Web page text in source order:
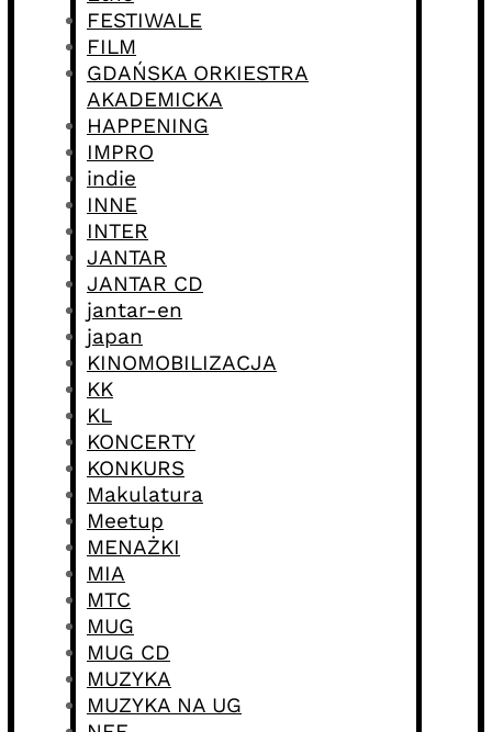
FESTIWALE
FILM
GDAŃSKA ORKIESTRA
AKADEMICKA
HAPPENING
IMPRO
indie
INNE
INTER
JANTAR
JANTAR CD
jantar-en
japan
KINOMOBILIZACJA
KK
KL
KONCERTY
KONKURS
Makulatura
Meetup
MENAŻKI
MIA
MTC
MUG
MUG CD
MUZYKA
MUZYKA NA UG